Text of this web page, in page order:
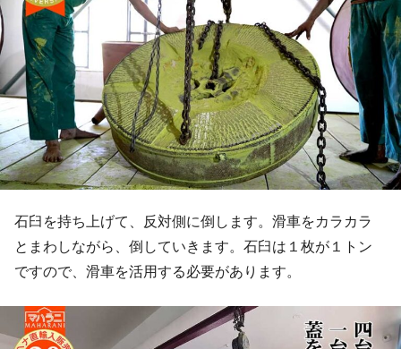
石臼を持ち上げて、反対側に倒します。滑車をカラカラ
とまわしながら、倒していきます。石臼は１枚が１トン
ですので、滑車を活用する必要があります。